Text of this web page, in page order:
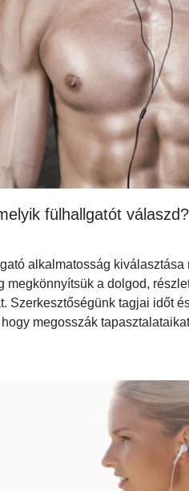
fülhallgatót válaszd?
alkalmatosság
megkönnyítsük a dolgod,
Szerkesztőségünk tagjai időt
megosszák